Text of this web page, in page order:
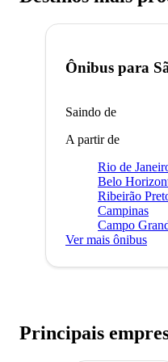
Ônibus para
Saindo de
A partir de
Rio de
Belo
Ribeirão
Campinas
Campo
Ver mais ônibus
Principais